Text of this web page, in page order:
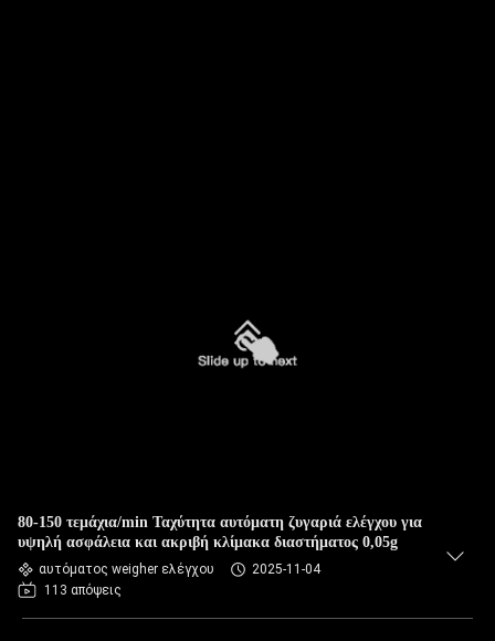
80-150 τεμάχια/min Ταχύτητα αυτόματη ζυγαριά ελέγχου για
υψηλή ασφάλεια και ακριβή κλίμακα διαστήματος 0,05g
αυτόματος weigher ελέγχου
2025-11-04
113 απόψεις